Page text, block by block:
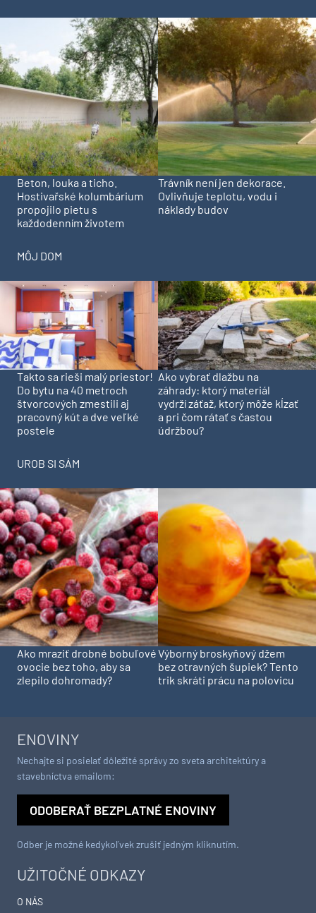
Beton, louka a ticho.
Hostivařské kolumbárium
propojilo pietu s
každodenním životem
Trávník není jen dekorace.
Ovlivňuje teplotu, vodu i
náklady budov
MÔJ DOM
Takto sa rieši malý priestor!
Do bytu na 40 metroch
štvorcových zmestili aj
pracovný kút a dve veľké
postele
Ako vybrať dlažbu na
záhrady: ktorý materiál
vydrží záťaž, ktorý môže kĺzať
a pri čom rátať s častou
údržbou?
UROB SI SÁM
Ako mraziť drobné bobuľové
ovocie bez toho, aby sa
zlepilo dohromady?
Výborný broskyňový džem
bez otravných šupiek? Tento
trik skráti prácu na polovicu
UŽITOČNÉ ODKAZY
O NÁS
ENOVINY
Nechajte si posielať dôležité správy zo sveta architektúry a
stavebníctva emailom:
ODOBERAŤ BEZPLATNÉ ENOVINY
Odber je možné kedykoľvek zrušiť jedným kliknutím.